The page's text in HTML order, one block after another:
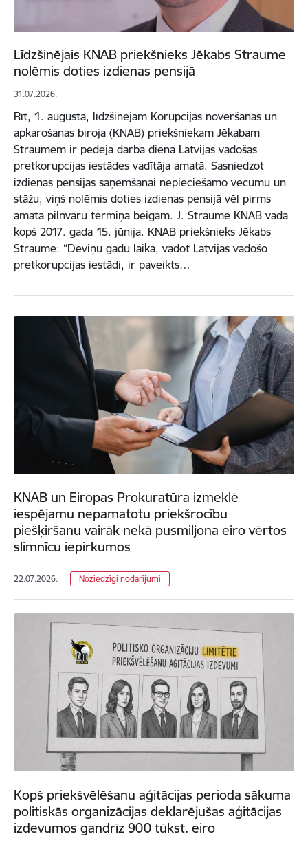
Līdzšinējais KNAB priekšnieks Jēkabs Straume
nolēmis doties izdienas pensijā
31.07.2026.
Rīt, 1. augustā, līdzšinējam Korupcijas novēršanas un
apkarošanas biroja (KNAB) priekšniekam Jēkabam
Straumem ir pēdējā darba diena Latvijas vadošās
pretkorupcijas iestādes vadītāja amatā. Sasniedzot
izdienas pensijas saņemšanai nepieciešamo vecumu un
stāžu, viņš nolēmis doties izdienas pensijā vēl pirms
amata pilnvaru termiņa beigām. J. Straume KNAB vada
kopš 2017. gada 15. jūnija. KNAB priekšnieks Jēkabs
Straume: “Deviņu gadu laikā, vadot Latvijas vadošo
pretkorupcijas iestādi, ir paveikts…
KNAB un Eiropas Prokuratūra izmeklē
iespējamu nepamatotu priekšrocību
piešķiršanu vairāk nekā pusmiljona eiro vērtos
slimnīcu iepirkumos
22.07.2026. Noziedzīgi nodarījumi
Kopš priekšvēlēšanu aģitācijas perioda sākuma
politiskās organizācijas deklarējušas aģitācijas
izdevumos gandrīz 900 tūkst. eiro